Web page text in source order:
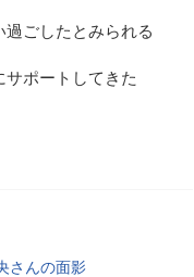
ごしたとみられる
ポートしてきた
さんの面影